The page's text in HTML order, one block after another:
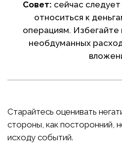
Совет: сейчас
относиться к
операциям. Избегайте
необдуманных
Старайтесь оценивать
стороны, как посторонний,
исходу событий.